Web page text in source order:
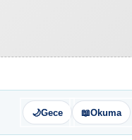
🌙Gece 📖Okuma